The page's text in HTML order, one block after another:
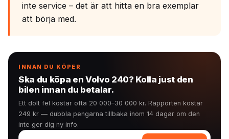
inte service – det är att hitta en bra exemplar
att börja med.
INNAN DU KÖPER
Ska du köpa en Volvo 240? Kolla just den
bilen innan du betalar.
Ett dolt fel kostar ofta 20 000–30 000 kr. Rapporten kostar
249 kr — dubbla pengarna tillbaka inom 14 dagar om den
inte ger dig ny info.